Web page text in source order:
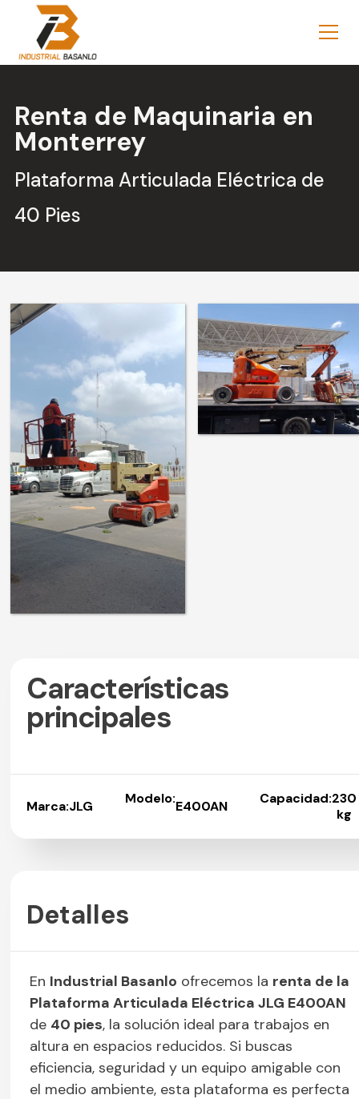
Renta de Maquinaria en
Monterrey
Plataforma Articulada Eléctrica de
40 Pies
Características
principales
Marca:JLG Modelo:E400AN Capacidad:230
kg
Detalles
En Industrial Basanlo ofrecemos la renta de la
Plataforma Articulada Eléctrica JLG E400AN
de 40 pies, la solución ideal para trabajos en
altura en espacios reducidos. Si buscas
eficiencia, seguridad y un equipo amigable con
el medio ambiente, esta plataforma es perfecta